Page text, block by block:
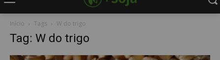
Início Tags W do trigo
Tag: W do trigo